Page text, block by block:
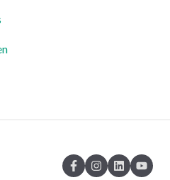
& Abwesenheiten